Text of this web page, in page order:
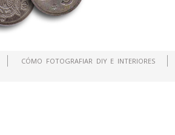
CÓMO FOTOGRAFIAR DIY E INTERIORES